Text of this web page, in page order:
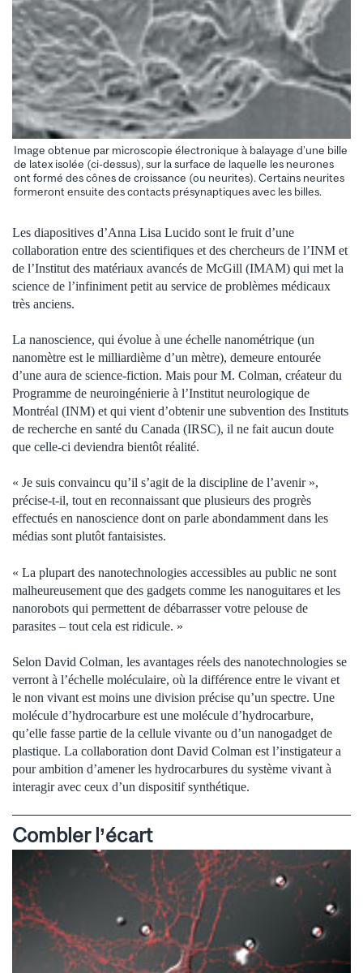
Image obtenue par microscopie électronique à balayage d’une bille
de latex isolée (ci-dessus), sur la surface de laquelle les neurones
ont formé des cônes de croissance (ou neurites). Certains neurites
formeront ensuite des contacts présynaptiques avec les billes.
Les diapositives d’Anna Lisa Lucido sont le fruit d’une
collaboration entre des scientifiques et des chercheurs de l’INM et
de l’Institut des matériaux avancés de McGill (IMAM) qui met la
science de l’infiniment petit au service de problèmes médicaux
très anciens.
La nanoscience, qui évolue à une échelle nanométrique (un
nanomètre est le milliardième d’un mètre), demeure entourée
d’une aura de science-fiction. Mais pour M. Colman, créateur du
Programme de neuroingénierie à l’Institut neurologique de
Montréal (INM) et qui vient d’obtenir une subvention des Instituts
de recherche en santé du Canada (IRSC), il ne fait aucun doute
que celle-ci deviendra bientôt réalité.
« Je suis convaincu qu’il s’agit de la discipline de l’avenir »,
précise-t-il, tout en reconnaissant que plusieurs des progrès
effectués en nanoscience dont on parle abondamment dans les
médias sont plutôt fantaisistes.
« La plupart des nanotechnologies accessibles au public ne sont
malheureusement que des gadgets comme les nanoguitares et les
nanorobots qui permettent de débarrasser votre pelouse de
parasites – tout cela est ridicule. »
Selon David Colman, les avantages réels des nanotechnologies se
verront à l’échelle moléculaire, où la différence entre le vivant et
le non vivant est moins une division précise qu’un spectre. Une
molécule d’hydrocarbure est une molécule d’hydrocarbure,
qu’elle fasse partie de la cellule vivante ou d’un nanogadget de
plastique. La collaboration dont David Colman est l’instigateur a
pour ambition d’amener les hydrocarbures du système vivant à
interagir avec ceux d’un dispositif synthétique.
Combler l’écart